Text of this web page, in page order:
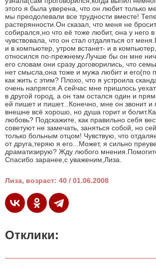
этого я была уверена, что он любит только
мы преодолевали все трудности вместе!
растерянности.Он сказал, что меня не
собирался,но что её тоже любит, она у него
чувствовала, что он стал отдаляться от
и в компьютер, утром встанет- и в
относился по-прежнему.Лучше бы он мне
его словам они сразу договорились, что
нет смысла,она тоже и мужа любит и его(по
как жить с этим? Плохо, что я устроила
очень напрягся.А сейчас мне пришлось
в другой город, а он там остался один и
ей пишет и пишет...Конечно, мне он звонит и
внешне всё хорошо, но душа горит и
любовь? Подскажите, как правильно себя
советуют не замечать, заняться собой, но
только больным отцом! Чувствую, что
от друга,теряю я его...Может, я сильно
драматизирую? Жду любого
Спасибо заранее,с уваженим,Лиза.
Лиза, возраст: 40 / 01.06.2008
Отклики: